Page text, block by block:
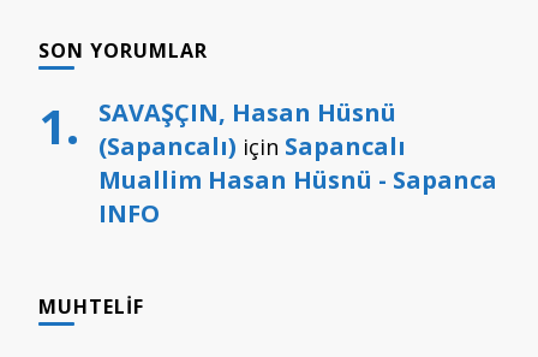
SON YORUMLAR
SAVAŞÇIN, Hasan Hüsnü
(Sapancalı) için Sapancalı
Muallim Hasan Hüsnü - Sapanca
INFO
MUHTELIF